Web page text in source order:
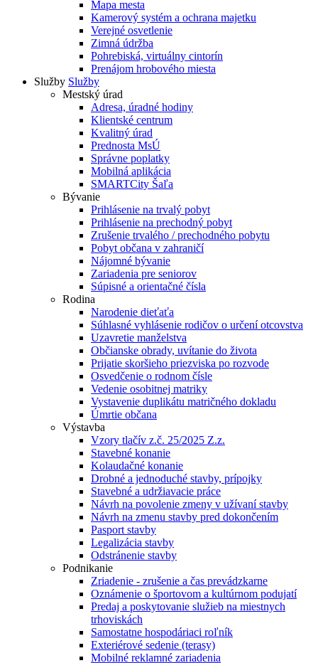
Mapa mesta
Kamerový systém a ochrana majetku
Verejné osvetlenie
Zimná údržba
Pohrebiská, virtuálny cintorín
Prenájom hrobového miesta
Služby Služby
Mestský úrad
Adresa, úradné hodiny
Klientské centrum
Kvalitný úrad
Prednosta MsÚ
Správne poplatky
Mobilná aplikácia
SMARTCity Šaľa
Bývanie
Prihlásenie na trvalý pobyt
Prihlásenie na prechodný pobyt
Zrušenie trvalého / prechodného pobytu
Pobyt občana v zahraničí
Nájomné bývanie
Zariadenia pre seniorov
Súpisné a orientačné čísla
Rodina
Narodenie dieťaťa
Súhlasné vyhlásenie rodičov o určení otcovstva
Uzavretie manželstva
Občianske obrady, uvítanie do života
Prijatie skoršieho priezviska po rozvode
Osvedčenie o rodnom čísle
Vedenie osobitnej matriky
Vystavenie duplikátu matričného dokladu
Úmrtie občana
Výstavba
Vzory tlačív z.č. 25/2025 Z.z.
Stavebné konanie
Kolaudačné konanie
Drobné a jednoduché stavby, prípojky
Stavebné a udržiavacie práce
Návrh na povolenie zmeny v užívaní stavby
Návrh na zmenu stavby pred dokončením
Pasport stavby
Legalizácia stavby
Odstránenie stavby
Podnikanie
Zriadenie - zrušenie a čas prevádzkarne
Oznámenie o športovom a kultúrnom podujatí
Predaj a poskytovanie služieb na miestnych
trhoviskách
Samostatne hospodáriaci roľník
Exteriérové sedenie (terasy)
Mobilné reklamné zariadenia